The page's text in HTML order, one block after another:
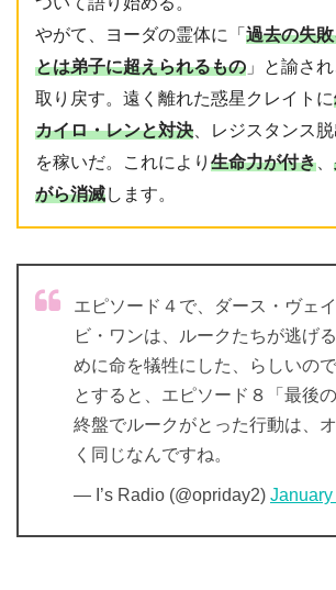
やがて、ヨーダの霊体に「 過去の失
とは弟子に超えられるもの 」と諭さ
取り戻す。遠く離れた惑星クレイトに
カイロ・レンと対決、レジスタンス
を稼いだ。これにより 生命力が付き、
がら消滅します。
エピソード４で、ダース・ヴェ
ビ・ワンは、ルークたちが逃げ
めに命を犠牲にした、らしいので
とすると、エピソード８「最後
終盤でルークがとった行動は、
く同じなんですね。
— I’s Radio (@opriday2)